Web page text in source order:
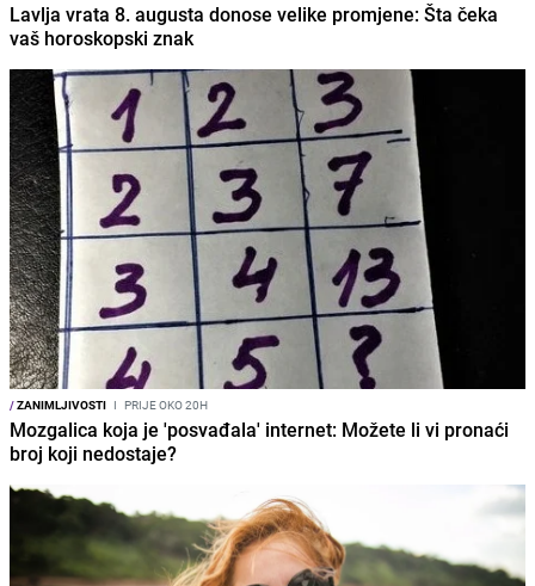
Lavlja vrata 8. augusta donose velike promjene: Šta čeka
vaš horoskopski znak
/ZANIMLJIVOSTI I PRIJE OKO 20H
Mozgalica koja je 'posvađala' internet: Možete li vi pronaći
broj koji nedostaje?